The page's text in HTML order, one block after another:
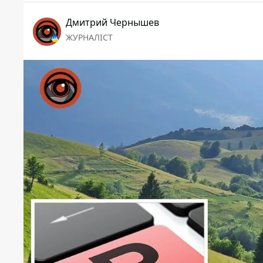
Дмитрий Чернышев
ЖУРНАЛІСТ